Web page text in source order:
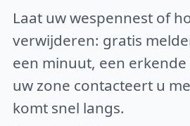
Laat uw wespennest of
verwijderen: gratis
een minuut, een
uw zone contacteert u
komt snel langs.